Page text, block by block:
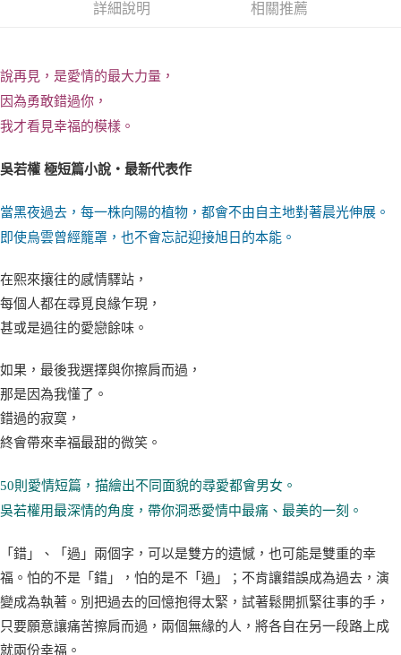
詳細說明 相關推薦
說再見，是愛情的最大力量，
因為勇敢錯過你，
我才看見幸福的模樣。
吳若權 極短篇小說‧最新代表作
當黑夜過去，每一株向陽的植物，都會不由自主地對著晨光伸展。
即使烏雲曾經籠罩，也不會忘記迎接旭日的本能。
在熙來攘往的感情驛站，
每個人都在尋覓良緣乍現，
甚或是過往的愛戀餘味。
如果，最後我選擇與你擦肩而過，
那是因為我懂了。
錯過的寂寞，
終會帶來幸福最甜的微笑。
50則愛情短篇，描繪出不同面貌的尋愛都會男女。
吳若權用最深情的角度，帶你洞悉愛情中最痛、最美的一刻。
「錯」、「過」兩個字，可以是雙方的遺憾，也可能是雙重的幸
福。怕的不是「錯」，怕的是不「過」；不肯讓錯誤成為過去，演
變成為執著。別把過去的回憶抱得太緊，試著鬆開抓緊往事的手，
只要願意讓痛苦擦肩而過，兩個無緣的人，將各自在另一段路上成
就兩份幸福。